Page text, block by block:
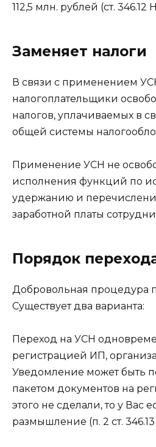
112,5 млн. рублей (ст. 346.12
Заменяет налоги
В связи с применением
налогоплательщики
налогов, уплачиваемых в
общей системы
Применение УСН не
исполнения функций по
удержанию и
заработной платы
Порядок
Добровольная процедура
Существует два варианта:
Переход на УСН
регистрацией ИП,
Уведомление может быть
пакетом документов на
этого не сделали, то у Вас
размышление (п. 2 ст.